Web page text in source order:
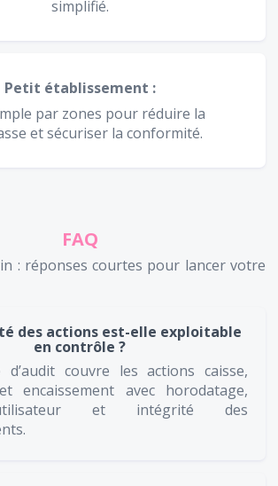
simplifié.
Petit établissement :
par zones pour réduire la
et sécuriser la conformité.
FAQ
: réponses courtes pour lancer votre
des actions est-elle exploitable
en contrôle ?
couvre les actions caisse,
encaissement avec horodatage,
et intégrité des